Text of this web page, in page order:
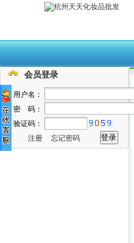
会员登录
用户名：
密 码：
验证码：
注册
忘记密码